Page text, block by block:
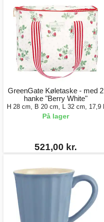
GreenGate Køletaske - med 2
hanke "Berry White"
H 28 cm, B 20 cm, L 32 cm, 17,9 l
På lager
521,00 kr.